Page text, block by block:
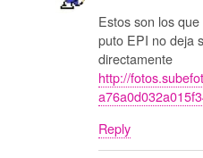
Estos son los
puto EPI no deja
directamente
http://
Reply